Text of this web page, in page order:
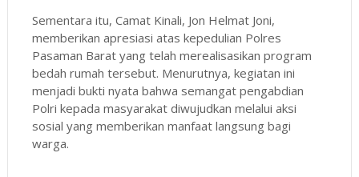
Sementara itu, Camat Kinali, Jon Helmat Joni,
memberikan apresiasi atas kepedulian Polres
Pasaman Barat yang telah merealisasikan program
bedah rumah tersebut. Menurutnya, kegiatan ini
menjadi bukti nyata bahwa semangat pengabdian
Polri kepada masyarakat diwujudkan melalui aksi
sosial yang memberikan manfaat langsung bagi
warga.